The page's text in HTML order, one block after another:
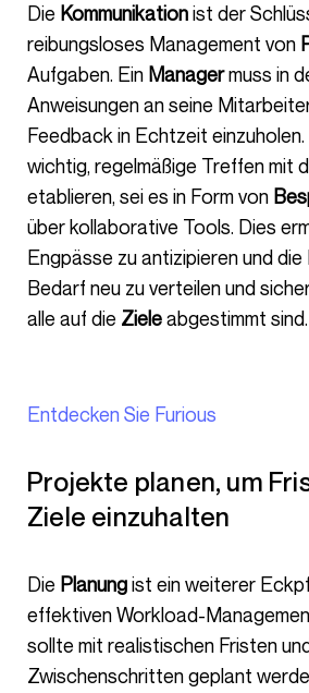
Die Kommunikationist der
reibungsloses Management von
Aufgaben. Ein Managermuss in
Anweisungen an seine
Feedback in Echtzeit
wichtig, regelmäßige Treffen mit
etablieren, sei es in Form von
über kollaborative Tools. Dies
Engpässe zu antizipieren und
Bedarf neu zu verteilen und
alle auf die Zieleabgestimmt sind.
Entdecken Sie Furious
Projekte planen, um Fristen und
Ziele einzuhalten
Die Planungist ein weiterer
effektiven Workload-
sollte mit realistischen Fristen
Zwischenschritten geplant